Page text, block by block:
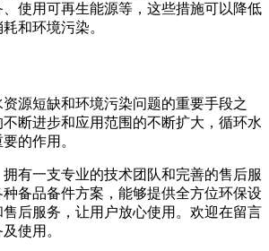
使用可再生能源等，这些措施可以降低
和环境污染。
源短缺和环境污染问题的重要手段之
断进步和应用范围的不断扩大，循环水
的作用。
拥有一支专业的技术团队和完善的售后服
备品备件方案，能够提供全方位环保设
后服务，让用户放心使用。欢迎在留言
使用。